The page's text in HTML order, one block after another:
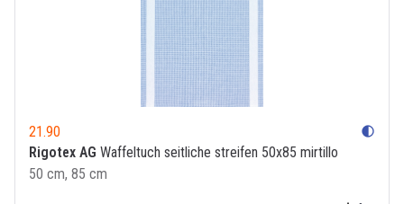
21.90 contrast
Rigotex AG Waffeltuch seitliche streifen 50x85 mirtillo
50 cm, 85 cm